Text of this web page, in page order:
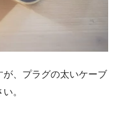
が、プラグの太いケーブ
。